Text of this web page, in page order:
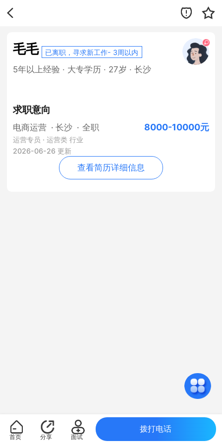
毛毛 已离职，寻求新工作- 3周以内
5年以上经验 · 大专学历 · 27岁 · 长沙
求职意向
电商运营 · 长沙 · 全职 8000-10000元
运营专员 · 运营类 行业
2026-06-26 更新
查看简历详细信息
首页 分享 面试
拨打电话